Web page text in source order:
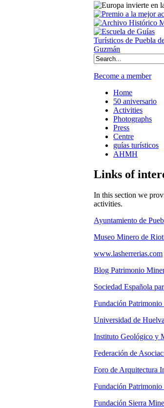
Become a member
Home
50 aniversario
Activities
Photographs
Press
Centre
guías turísticos
AHMH
Links of
In this section we
activities.
Ayuntamiento de
Museo Minero de
www.lasherrerias.com
Blog Patrimonio
Sociedad Española
Fundación
Universidad de Huelva
Instituto Geológico y
Federación de
Foro de Arquitectura
Fundación
Fundación Sierra